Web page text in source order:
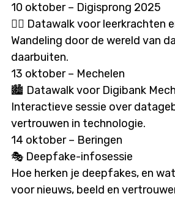
10 oktober – Digisprong 2025
🚶‍♀️ Datawalk voor leerkrachten
Wandeling door de wereld van
daarbuiten.
13 oktober – Mechelen
🏙 Datawalk voor Digibank
Interactieve sessie over
vertrouwen in technologie.
14 oktober – Beringen
🎭 Deepfake-infosessie
Hoe herken je deepfakes, en
voor nieuws, beeld en